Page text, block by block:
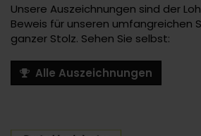
Unsere Auszeichnungen sind der
Beweis für unseren umfangreichen
ganzer Stolz. Sehen Sie selbst:
Alle Auszeichnungen